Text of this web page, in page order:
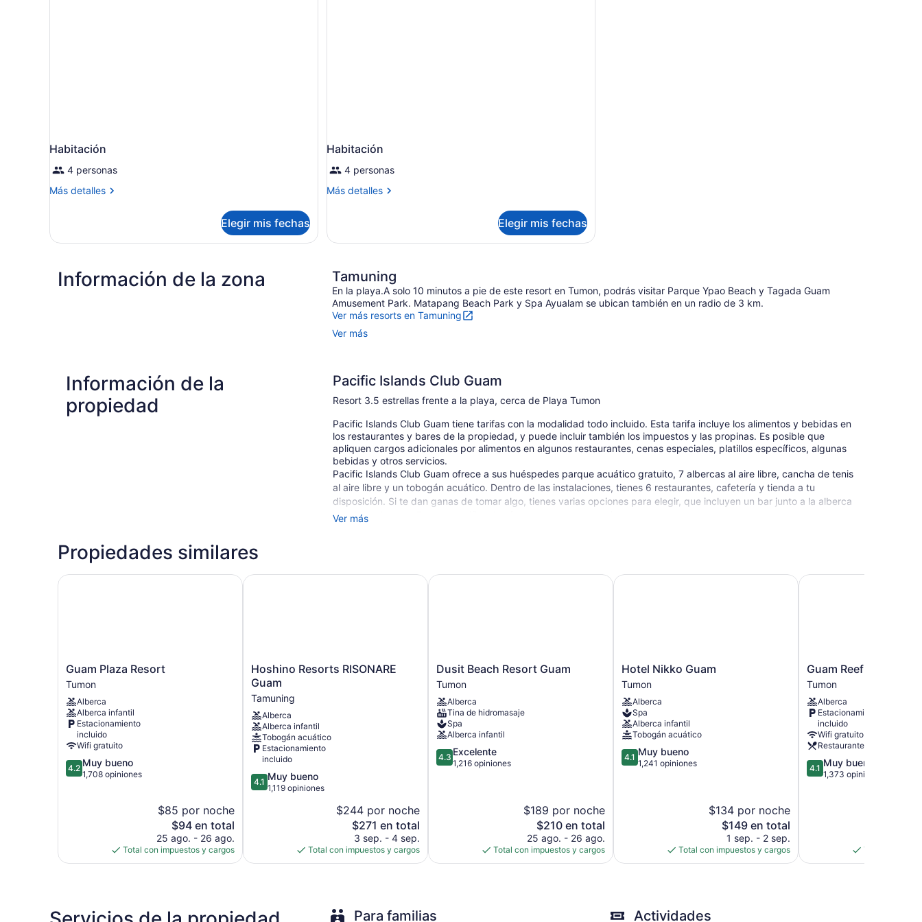
Habitación
4 personas
Más detalles
Más
Elegir mis fechas
Habitación
4 personas
Más detalles
Más
Elegir mis fechas
Información de la zona Tamuning
En la playa.A solo 10 minutos a pie de este resort en Tumon, podrás visitar Parque Ypao Beach y Tagada Guam
Amusement Park. Matapang Beach Park y Spa Ayualam se ubican también en un radio de 3 km.
Ver más resorts en Tamuning
Ver más
Información de la
propiedad
Pacific Islands Club Guam
Resort 3.5 estrellas frente a la playa, cerca de Playa Tumon
Pacific Islands Club Guam tiene tarifas con la modalidad todo incluido. Esta tarifa incluye los alimentos y bebidas en
los restaurantes y bares de la propiedad, y puede incluir también los impuestos y las propinas. Es posible que
apliquen cargos adicionales por alimentos en algunos restaurantes, cenas especiales, platillos específicos, algunas
bebidas y otros servicios.
Pacific Islands Club Guam ofrece a sus huéspedes parque acuático gratuito, 7 albercas al aire libre, cancha de tenis
al aire libre y un tobogán acuático. Dentro de las instalaciones, tienes 6 restaurantes, cafetería y tienda a tu
disposición. Si te dan ganas de tomar algo, tienes varias opciones para elegir, que incluyen un bar junto a la alberca
y un bar o lounge. El acceso wifi en las áreas comunes es gratis.
Toma en cuenta que no se permite fumar en este resort de 3.5 estrellas en Tamuning.
Toallas de playa
Sombrillas en la alberca o playa
Estación de carga para vehículos eléctricos
Desayuno disponible (con cargo)
Servicio de lavandería o tintorería
Personal multilingüe
Resguardo de equipaje
Caja de seguridad en la recepción
Sala de juegos o videojuegos
Ver más
Propiedades similares
Guam
Plaza
Resort
Tumon
Guam Plaza Resort
Tumon
Alberca
Alberca infantil
Estacionamiento
incluido
Wifi gratuito
4.2
de
4.2 Muy bueno
1,708 opiniones
$85 por noche
El
precio
actual
es
$94 en total
25 ago. - 26 ago.
Total con impuestos y cargos
Guam Plaza Resort
Hoshino
Resorts
RISONARE
Guam
Tamuning
Hoshino Resorts RISONARE
Guam
Tamuning
Alberca
Alberca infantil
Tobogán acuático
Estacionamiento
incluido
4.1
de
4.1 Muy bueno
1,119 opiniones
$244 por noche
El
precio
actual
es
$271 en total
3 sep. - 4 sep.
Total con impuestos y cargos
Hoshino Resorts RISONARE Guam
Dusit
Beach
Resort
Guam
Tumon
Dusit Beach Resort Guam
Tumon
Alberca
Tina de hidromasaje
Spa
Alberca infantil
4.3
de
4.3 Excelente
1,216 opiniones
$189 por noche
El
precio
actual
es
$210 en total
25 ago. - 26 ago.
Total con impuestos y cargos
Dusit Beach Resort Guam
Hotel
Nikko
Guam
Tumon
Hotel Nikko Guam
Tumon
Alberca
Spa
Alberca infantil
Tobogán acuático
4.1
de
4.1 Muy bueno
1,241 opiniones
$134 por noche
El
precio
actual
es
$149 en total
1 sep. - 2 sep.
Total con impuestos y cargos
Hotel Nikko Guam
Guam
Reef
Hotel
Tumon
Guam Reef Hotel
Tumon
Alberca
Estacionamiento
incluido
Wifi gratuito
Restaurante
4.1
de
4.1 Muy bueno
1,373 opiniones
Total con
Guam Reef Hotel
Para familias Actividades